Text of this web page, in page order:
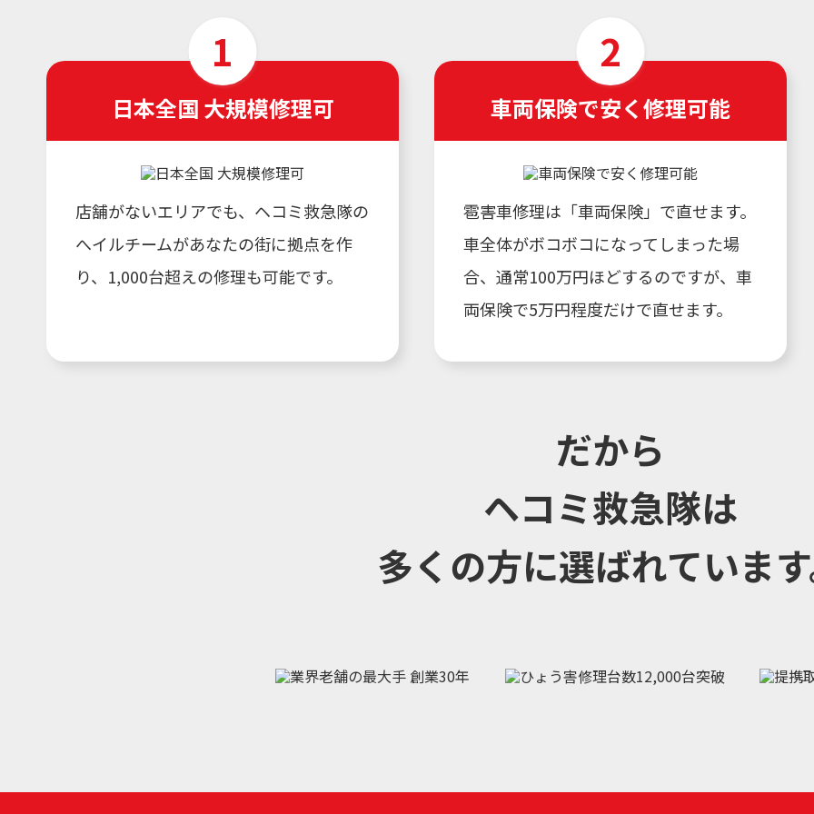
日本全国 大規模修理可
店舗がないエリアでも、ヘコミ救急隊の
へイルチームがあなたの街に拠点を作
り、1,000台超えの修理も可能です。
車両保険で安く修理可能
雹害車修理は「車両保険」で直せます。
車全体がボコボコになってしまった場
合、通常100万円ほどするのですが、車
両保険で5万円程度だけで直せます。
だから
ヘコミ救急隊は
多くの方に選ばれていま